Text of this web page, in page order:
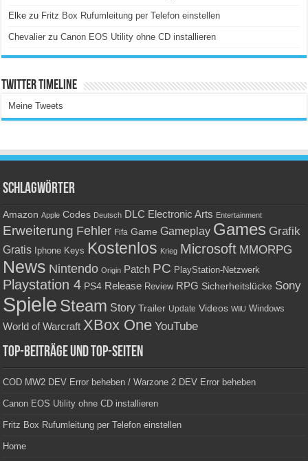
Elke zu Fritz Box Rufumleitung per Telefon einstellen
Chevalier zuCanon EOS Utility ohne CD installieren
Twitter Timeline
Meine Tweets
Schlagwörter
Amazon Apple Codes Deutsch DLC Electronic Arts Entertainment
Erweiterung Fehler Fifa Game Gameplay Games Grafik
Gratis Iphone Keys Kostenlos Krieg Microsoft MMORPG
News Nintendo Origin Patch PC PlayStation-Netzwerk
Playstation 4 PS4 Release Review RPG Sicherheitslücke Sony
Spiele Steam Story Trailer Update Videos WiiU Windows
World of Warcraft XBox One YouTube
Top-Beiträge und Top-Seiten
COD MW2 DEV Error beheben / Warzone 2 DEV Error beheben
Canon EOS Utility ohne CD installieren
Fritz Box Rufumleitung per Telefon einstellen
Home